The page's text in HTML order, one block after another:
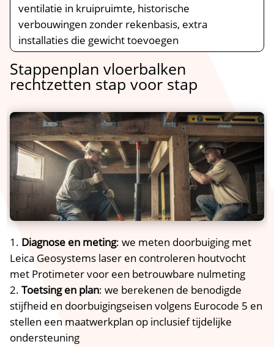
ventilatie in kruipruimte, historische
verbouwingen zonder rekenbasis, extra
installaties die gewicht toevoegen
Stappenplan vloerbalken
rechtzetten stap voor stap
Diagnose en meting: we meten doorbuiging met
Leica Geosystems laser en controleren houtvocht
met Protimeter voor een betrouwbare nulmeting
Toetsing en plan: we berekenen de benodigde
stijfheid en doorbuigingseisen volgens Eurocode 5 en
stellen een maatwerkplan op inclusief tijdelijke
ondersteuning